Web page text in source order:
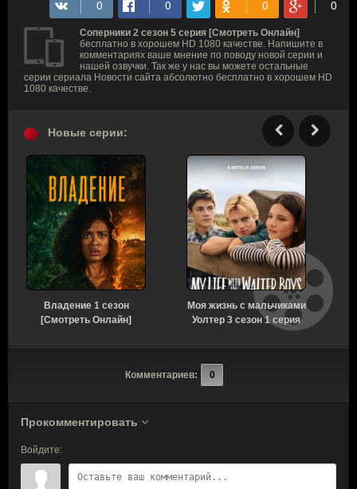
Соперники 2 сезон 5 серия [Смотреть Онлайн]
бесплатно в хорошем HD 1080 качестве. Напишите в
комментариях ваше мнение по поводу новой серии и
нашей озвучки. Так же у нас вы можете остальные
серии сериала Новости сайта абсолютно бесплатно в хорошем HD
1080 качестве.
Новые серии:
Владение 1 сезон
[Смотреть Онлайн]
Моя жизнь с мальчиками
Уолтер 3 сезон 1 серия
[Смотреть Онлайн]
Комментариев: 0
Прокомментировать
Войдите: